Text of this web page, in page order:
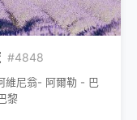
#4848
維尼翁- 阿爾勒 - 巴
黎